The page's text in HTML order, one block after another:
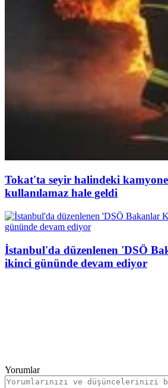
Tokat'ta seyir halindeki
kullanılamaz hale geldi
İstanbul'da düzenlenen 'DSÖ
ikinci gününde devam ediyor
Yorumlar